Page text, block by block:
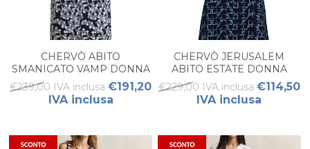
CHERVÒ ABITO
SMANICATO VAMP DONNA
€239,00 IVA inclusa €191,20
IVA inclusa
CHERVÒ JERUSALEM
ABITO ESTATE DONNA
€229,00 IVA inclusa €114,50
IVA inclusa